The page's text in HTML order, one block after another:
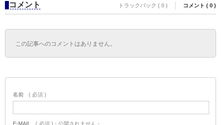
コメント トラックバック ( 0 ) コメント ( 0 )
この記事へのコメントはありません。
名前 ( 必須 )
E-MAIL ( 必須 ) - 公開されません -